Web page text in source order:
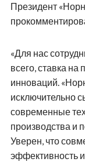
Президент
«Для нас
всего, ставка на
инноваций.
исключительно
современные
производства и
Уверен, что
эффективность